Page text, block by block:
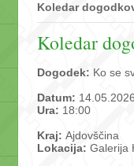
Koledar
Koledar
Dogodek: Ko se
Datum: 14.05.2026
Ura: 18:00
Kraj: Ajdovščina
Lokacija: Galerija